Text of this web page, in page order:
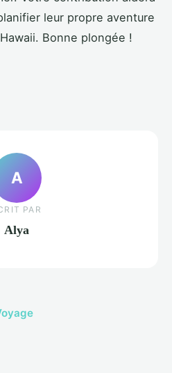
leur propre aventure
Bonne plongée !
A
PAR
Alya